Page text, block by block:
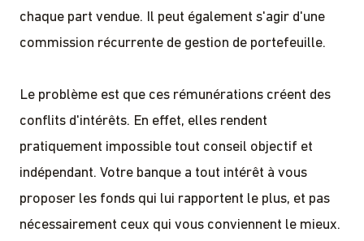
chaque part vendue. Il peut également s'agir d'une
commission récurrente de gestion de portefeuille.
Le problème est que ces rémunérations créent des
conflits d'intérêts. En effet, elles rendent
pratiquement impossible tout conseil objectif et
indépendant. Votre banque a tout intérêt à vous
proposer les fonds qui lui rapportent le plus, et pas
nécessairement ceux qui vous conviennent le mieux.